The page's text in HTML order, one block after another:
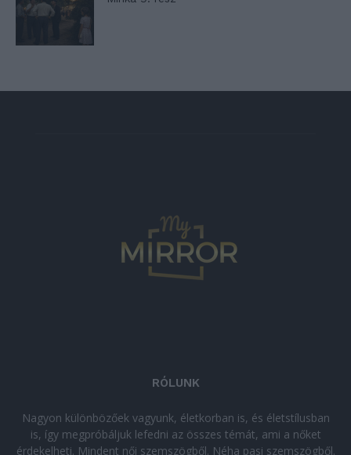
RÓLUNK
Nagyon különbözőek vagyunk, életkorban is, és életstílusban
is, így megpróbáljuk lefedni az összes témát, ami a nőket
érdekelheti. Mindent női szemszögből. Néha pasi szemszögből.